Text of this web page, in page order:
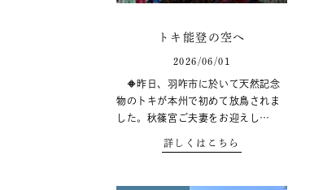
トキ能登の空へ
2026/06/01
🔶昨日、羽咋市に於いて天然記念
物のトキが本州で初めて放鳥されま
した。秋篠宮ご夫妻をお迎えし…
詳しくはこちら